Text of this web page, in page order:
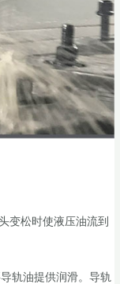
变松时使液压油流到
轨油提供润滑。导轨